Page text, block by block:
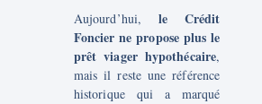
Aujourd’hui, le Crédit
Foncier ne propose plus le
prêt viager hypothécaire,
mais il reste une référence
historique qui a marqué